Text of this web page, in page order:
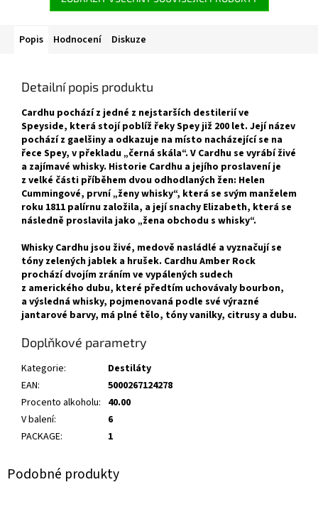
Popis Hodnocení Diskuze
Detailní popis produktu
Cardhu pochází z jedné z nejstarších destilerií ve
Speyside, která stojí poblíž řeky Spey již 200 let. Její název
pochází z gaelšiny a odkazuje na místo nacházející se na
řece Spey, v překladu „černá skála“. V Cardhu se vyrábí živé
a zajímavé whisky. Historie Cardhu a jejího proslavení je
z velké části příběhem dvou odhodlaných žen: Helen
Cummingové, první „ženy whisky“, která se svým manželem
roku 1811 palírnu založila, a její snachy Elizabeth, která se
následně proslavila jako „žena obchodu s whisky“.
Whisky Cardhu jsou živé, medově nasládlé a vyznačují se
tóny zelených jablek a hrušek. Cardhu Amber Rock
prochází dvojím zráním ve vypálených sudech
z amerického dubu, které předtím uchovávaly bourbon,
a výsledná whisky, pojmenovaná podle své výrazné
jantarové barvy, má plné tělo, tóny vanilky, citrusy a dubu.
Doplňkové parametry
Kategorie:
Destiláty
EAN:
5000267124278
Procento alkoholu: 40.00
V balení:
6
PACKAGE: 1